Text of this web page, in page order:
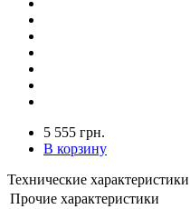
5 555 грн.
В корзину
Технические характеристики
Прочие характеристики